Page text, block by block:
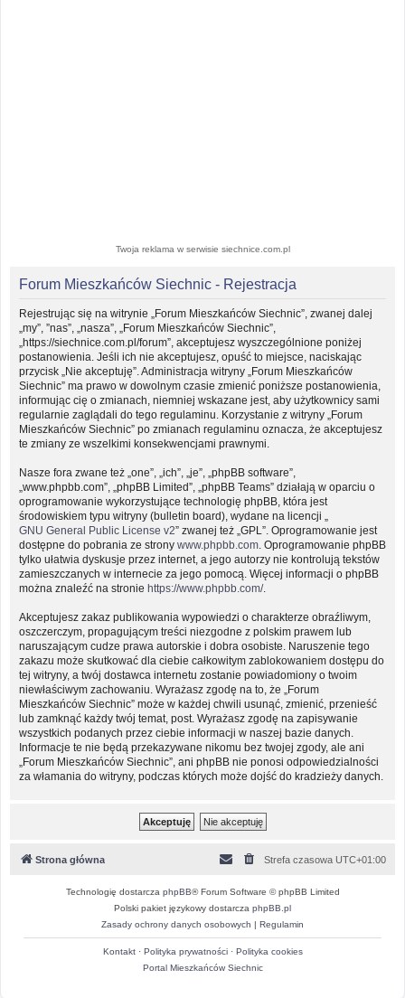
Twoja reklama w serwisie siechnice.com.pl
Forum Mieszkańców Siechnic - Rejestracja
Rejestrując się na witrynie „Forum Mieszkańców Siechnic”, zwanej dalej
„my”, ”nas”, „nasza”, „Forum Mieszkańców Siechnic”,
„https://siechnice.com.pl/forum”, akceptujesz wyszczególnione poniżej
postanowienia. Jeśli ich nie akceptujesz, opuść to miejsce, naciskając
przycisk „Nie akceptuję”. Administracja witryny „Forum Mieszkańców
Siechnic” ma prawo w dowolnym czasie zmienić poniższe postanowienia,
informując cię o zmianach, niemniej wskazane jest, aby użytkownicy sami
regularnie zaglądali do tego regulaminu. Korzystanie z witryny „Forum
Mieszkańców Siechnic” po zmianach regulaminu oznacza, że akceptujesz
te zmiany ze wszelkimi konsekwencjami prawnymi.
Nasze fora zwane też „one”, „ich”, „je”, „phpBB software”,
„www.phpbb.com”, „phpBB Limited”, „phpBB Teams” działają w oparciu o
oprogramowanie wykorzystujące technologię phpBB, która jest
środowiskiem typu witryny (bulletin board), wydane na licencji „
GNU General Public License v2” zwanej też „GPL”. Oprogramowanie jest
dostępne do pobrania ze strony www.phpbb.com . Oprogramowanie phpBB
tylko ułatwia dyskusje przez internet, a jego autorzy nie kontrolują tekstów
zamieszczanych w internecie za jego pomocą. Więcej informacji o phpBB
można znaleźć na stronie https://www.phpbb.com/.
Akceptujesz zakaz publikowania wypowiedzi o charakterze obraźliwym,
oszczerczym, propagującym treści niezgodne z polskim prawem lub
naruszającym cudze prawa autorskie i dobra osobiste. Naruszenie tego
zakazu może skutkować dla ciebie całkowitym zablokowaniem dostępu do
tej witryny, a twój dostawca internetu zostanie powiadomiony o twoim
niewłaściwym zachowaniu. Wyrażasz zgodę na to, że „Forum
Mieszkańców Siechnic” może w każdej chwili usunąć, zmienić, przenieść
lub zamknąć każdy twój temat, post. Wyrażasz zgodę na zapisywanie
wszystkich podanych przez ciebie informacji w naszej bazie danych.
Informacje te nie będą przekazywane nikomu bez twojej zgody, ale ani
„Forum Mieszkańców Siechnic”, ani phpBB nie ponosi odpowiedzialności
za włamania do witryny, podczas których może dojść do kradzieży danych.
Strona główna Strefa czasowa UTC+01:00
Technologię dostarcza phpBB® Forum Software © phpBB Limited
Polski pakiet językowy dostarcza phpBB.pl
Zasady ochrony danych osobowych | Regulamin
Kontakt· Polityka prywatności· Polityka cookies
Portal Mieszkańców Siechnic